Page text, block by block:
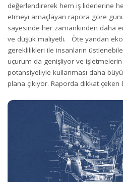
değerlendirerek hem iş liderlerine
etmeyi amaçlayan rapora göre
sayesinde her zamankinden daha
ve düşük maliyetli. Öte yandan
gereklilikleri ile insanların
uçurum da genişliyor ve
potansiyeliyle kullanması daha
plana çıkıyor. Raporda dikkat çeken